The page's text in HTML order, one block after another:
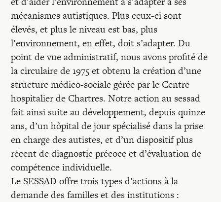
mécanismes autistiques. Plus ceux-ci sont
élevés, et plus le niveau est bas, plus
l’environnement, en effet, doit s’adapter. Du
point de vue administratif, nous avons profité de
la circulaire de 1975 et obtenu la création d’une
structure médico-sociale gérée par le Centre
hospitalier de Chartres. Notre action au sessad
fait ainsi suite au développement, depuis quinze
ans, d’un hôpital de jour spécialisé dans la prise
en charge des autistes, et d’un dispositif plus
récent de diagnostic précoce et d’évaluation de
compétence individuelle.
Le SESSAD offre trois types d’actions à la
demande des familles et des institutions :